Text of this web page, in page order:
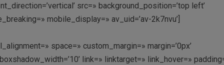
src=» background_position=’top left’
mobile_display=» av_uid=’av-2k7nvu’]
space=» custom_margin=» margin=’0px’
link=» linktarget=» link_hover=»